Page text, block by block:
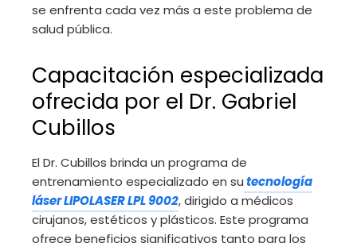
se enfrenta cada vez más a este problema de
salud pública.
Capacitación especializada
ofrecida por el Dr. Gabriel
Cubillos
El Dr. Cubillos brinda un programa de
entrenamiento especializado en sutecnología
láser LIPOLASER LPL 9002, dirigido a médicos
cirujanos, estéticos y plásticos. Este programa
ofrece beneficios significativos tanto para los